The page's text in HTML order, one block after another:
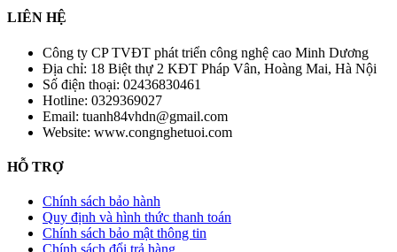
LIÊN HỆ
Công ty CP TVĐT phát triển công nghệ cao Minh Dương
Địa chỉ: 18 Biệt thự 2 KĐT Pháp Vân, Hoàng Mai, Hà Nội
Số điện thoại: 02436830461
Hotline: 0329369027
Email: tuanh84vhdn@gmail.com
Website: www.congnghetuoi.com
HỖ TRỢ
Chính sách bảo hành
Quy định và hình thức thanh toán
Chính sách bảo mật thông tin